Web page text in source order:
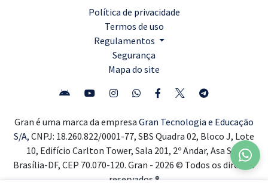
Política de privacidade
Termos de uso
Regulamentos
Segurança
Mapa do site
Gran é uma marca da empresa Gran Tecnologia e Educação
S/A, CNPJ: 18.260.822/0001-77, SBS Quadra 02, Bloco J, Lote
10, Edifício Carlton Tower, Sala 201, 2º Andar, Asa Sul,
Brasília-DF, CEP 70.070-120. Gran - 2026 © Todos os direitos
reservados ®